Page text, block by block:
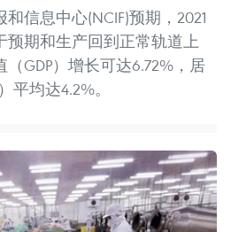
信息中心(NCIF)预期，2021
预期和生产回到正常轨道上
GDP）增长可达6.72%，居
平均达4.2%。